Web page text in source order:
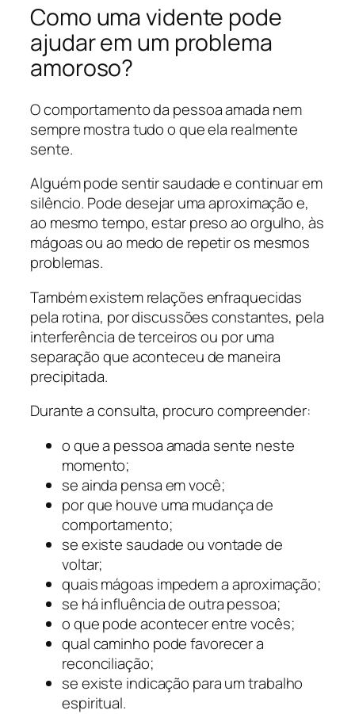
Como uma vidente pode
ajudar em um problema
amoroso?
O comportamento da pessoa amada nem
sempre mostra tudo o que ela realmente
sente.
Alguém pode sentir saudade e continuar em
silêncio. Pode desejar uma aproximação e,
ao mesmo tempo, estar preso ao orgulho, às
mágoas ou ao medo de repetir os mesmos
problemas.
Também existem relações enfraquecidas
pela rotina, por discussões constantes, pela
interferência de terceiros ou por uma
separação que aconteceu de maneira
precipitada.
Durante a consulta, procuro compreender:
o que a pessoa amada sente neste
momento;
se ainda pensa em você;
por que houve uma mudança de
comportamento;
se existe saudade ou vontade de
voltar;
quais mágoas impedem a aproximação;
se há influência de outra pessoa;
o que pode acontecer entre vocês;
qual caminho pode favorecer a
reconciliação;
se existe indicação para um trabalho
espiritual.